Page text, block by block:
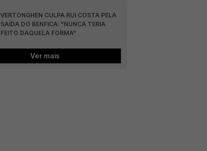
VERTONGHEN CULPA RUI COSTA PELA
SAÍDA DO BENFICA: "NUNCA TERIA
FEITO DAQUELA FORMA"
Ver mais